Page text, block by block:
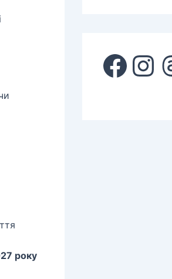
року
Facebook Instagram Threads